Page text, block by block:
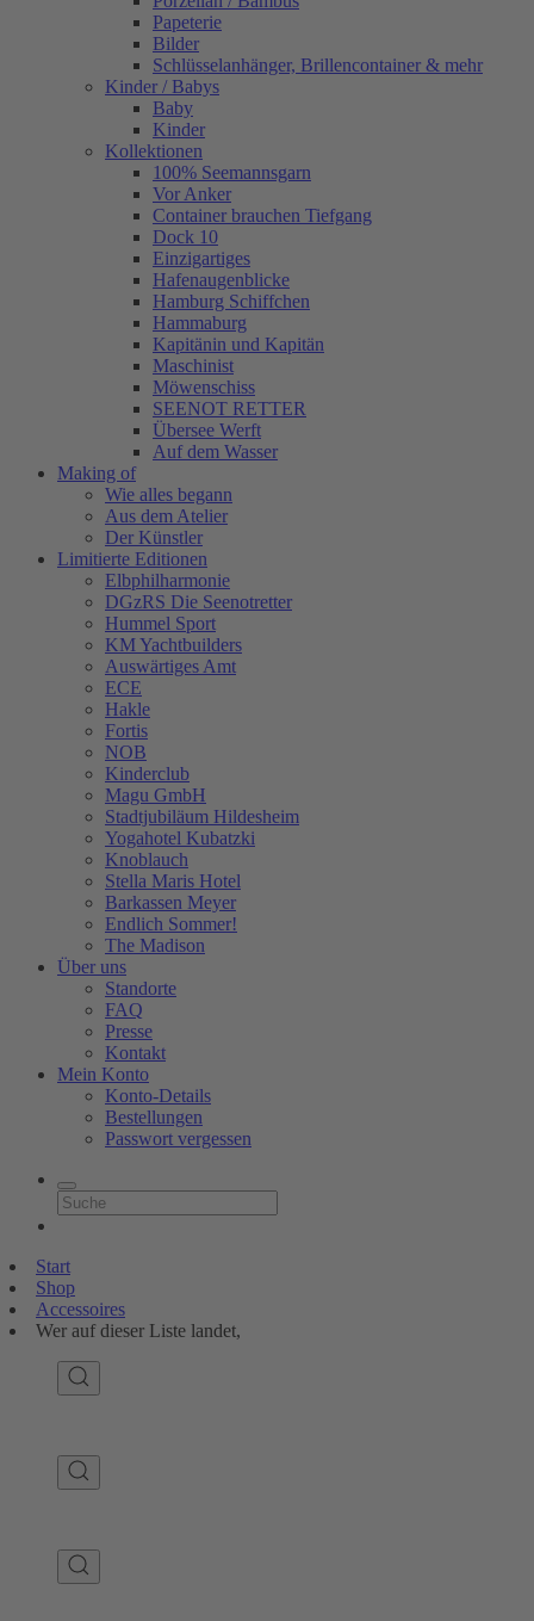
Papeterie
Bilder
Schlüsselanhänger, Brillencontainer & mehr
Kinder / Babys
Baby
Kinder
Kollektionen
100% Seemannsgarn
Vor Anker
Container brauchen Tiefgang
Dock 10
Einzigartiges
Hafenaugen­blicke
Hamburg Schiffchen
Hammaburg
Kapitänin und Kapitän
Maschinist
Möwenschiss
SEENOT RETTER
Übersee Werft
Auf dem Wasser
Making of
Wie alles begann
Aus dem Atelier
Der Künstler
Limitierte Editionen
Elbphilharmonie
DGzRS Die Seenotretter
Hummel Sport
KM Yachtbuilders
Auswärtiges Amt
ECE
Hakle
Fortis
NOB
Kinderclub
Magu GmbH
Stadtjubiläum Hildesheim
Yogahotel Kubatzki
Knoblauch
Stella Maris Hotel
Barkassen Meyer
Endlich Sommer!
The Madison
Über uns
Standorte
FAQ
Presse
Kontakt
Mein Konto
Konto-Details
Bestellungen
Passwort vergessen
Start
Shop
Accessoires
Wer auf dieser Liste landet,